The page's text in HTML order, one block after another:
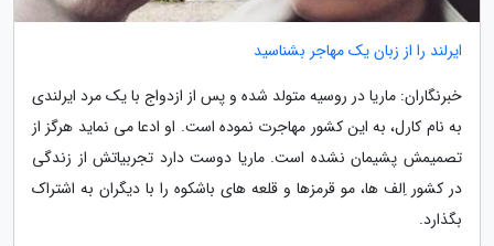
ایرلند را از زبان یک مهاجر بشناسید
خبرنگاران: ماریا در روسیه متولد شده و پس از ازدواج با یک مرد ایرلندی
به نام کارل، به این کشور مهاجرت نموده است. او ادعا می نماید هرگز از
تصمیمش پشیمان نشده است. ماریا دوست دارد تجربیاتش از زندگی
در کشور اِلف ها، مو قرمزها و قلعه های باشکوه را با دیگران به اشتراک
بگذارد.